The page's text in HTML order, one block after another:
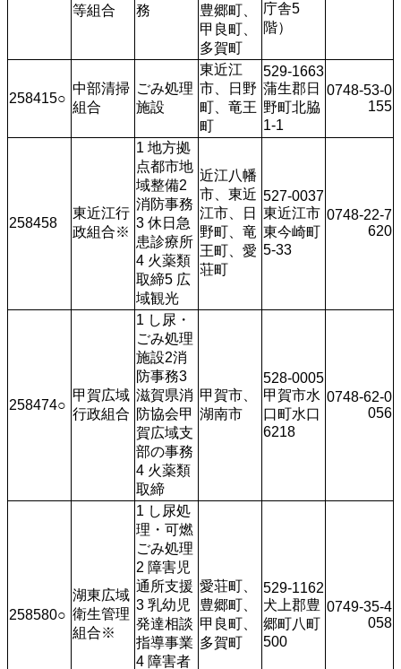
等組合
務
豊郷町、
甲良町、
多賀町
庁舎5
階）
258415○
中部清掃
組合
ごみ処理
施設
東近江
市、日野
町、竜王
町
529-1663
蒲生郡日
野町北脇
1-1
0748-53-0
155
258458
東近江行
政組合※
1 地方拠
点都市地
域整備2
消防事務
3 休日急
患診療所
4 火薬類
取締5 広
域観光
近江八幡
市、東近
江市、日
野町、竜
王町、愛
荘町
527-0037
東近江市
東今崎町
5-33
0748-22-7
620
258474○
甲賀広域
行政組合
1 し尿・
ごみ処理
施設2消
防事務3
滋賀県消
防協会甲
賀広域支
部の事務
4 火薬類
取締
甲賀市、
湖南市
528-0005
甲賀市水
口町水口
6218
0748-62-0
056
258580○
湖東広域
衛生管理
組合※
1 し尿処
理・可燃
ごみ処理
2 障害児
通所支援
3 乳幼児
発達相談
指導事業
4 障害者
愛荘町、
豊郷町、
甲良町、
多賀町
529-1162
犬上郡豊
郷町八町
500
0749-35-4
058